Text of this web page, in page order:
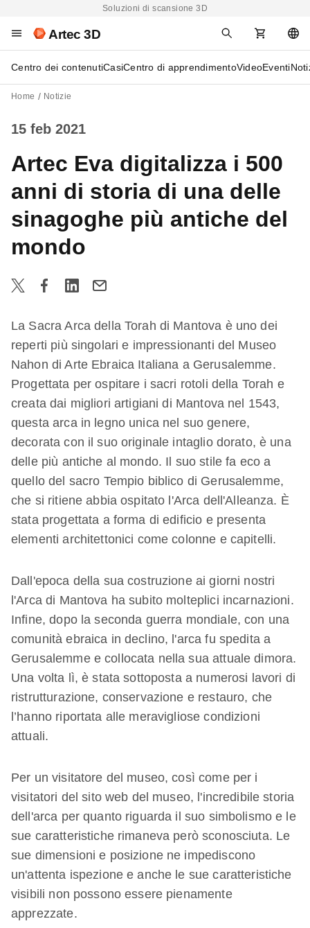
Soluzioni di scansione 3D
Artec 3D
Centro dei contenutiCasiCentro di apprendimentoVideoEventi
Home Notizie
15 feb 2021
Artec Eva digitalizza i 500
anni di storia di una delle
sinagoghe più antiche del
mondo
La Sacra Arca della Torah di Mantova è uno dei
reperti più singolari e impressionanti del Museo
Nahon di Arte Ebraica Italiana a Gerusalemme.
Progettata per ospitare i sacri rotoli della Torah e
creata dai migliori artigiani di Mantova nel 1543,
questa arca in legno unica nel suo genere,
decorata con il suo originale intaglio dorato, è una
delle più antiche al mondo. Il suo stile fa eco a
quello del sacro Tempio biblico di Gerusalemme,
che si ritiene abbia ospitato l'Arca dell'Alleanza. È
stata progettata a forma di edificio e presenta
elementi architettonici come colonne e capitelli.
Dall'epoca della sua costruzione ai giorni nostri
l'Arca di Mantova ha subito molteplici incarnazioni.
Infine, dopo la seconda guerra mondiale, con una
comunità ebraica in declino, l'arca fu spedita a
Gerusalemme e collocata nella sua attuale dimora.
Una volta lì, è stata sottoposta a numerosi lavori di
ristrutturazione, conservazione e restauro, che
l’hanno riportata alle meravigliose condizioni
attuali.
Per un visitatore del museo, così come per i
visitatori del sito web del museo, l'incredibile storia
dell'arca per quanto riguarda il suo simbolismo e le
sue caratteristiche rimaneva però sconosciuta. Le
sue dimensioni e posizione ne impediscono
un'attenta ispezione e anche le sue caratteristiche
visibili non possono essere pienamente
apprezzate.